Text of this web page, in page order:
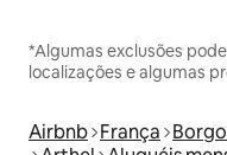
*Algumas exclusões
localizações e algumas
Airbnb França